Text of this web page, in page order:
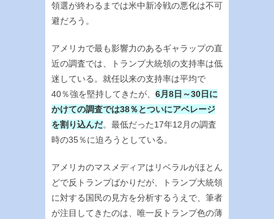
領選が終わるまでは米中新冷戦の悪化は不可
避だろう。
アメリカで最も影響力のあるギャラップの直
近の調査では、トランプ大統領の支持率は低
迷している。就任以来の支持率は平均で
40％強を堅持してきたが、 6月8日～30日に
かけての調査では38％とついにアベレージ
を割り込んだ。最低だった17年12月の調査
時の35％に迫ろうとしている。
アメリカのマスメディアはリベラルがほとん
どで反トランプばかりだが、トランプ大統領
に対する国民の見方を分析するうえで、筆者
が注目してきたのは、唯一反トランプ色の薄